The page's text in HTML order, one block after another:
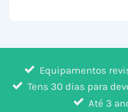
Equipamentos
Tens 30 dias para
Até 3